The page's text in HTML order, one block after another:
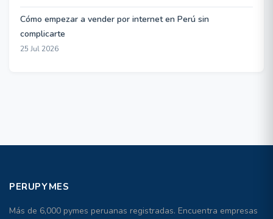
Cómo empezar a vender por internet en Perú sin
complicarte
25 Jul 2026
PERUPYMES
Más de 6,000 pymes peruanas registradas. Encuentra empresas